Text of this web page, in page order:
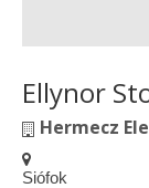
Ellynor
Hermecz
Siófok